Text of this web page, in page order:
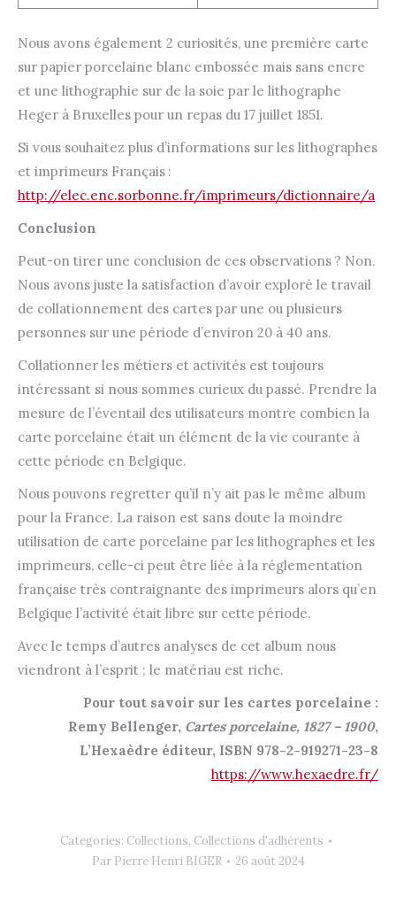
Nous avons également 2 curiosités, une première carte
sur papier porcelaine blanc embossée mais sans encre
et une lithographie sur de la soie par le lithographe
Heger à Bruxelles pour un repas du 17 juillet 1851.
Si vous souhaitez plus d’informations sur les lithographes
et imprimeurs Français :
http://elec.enc.sorbonne.fr/imprimeurs/dictionnaire/a
Conclusion
Peut-on tirer une conclusion de ces observations ? Non.
Nous avons juste la satisfaction d’avoir exploré le travail
de collationnement des cartes par une ou plusieurs
personnes sur une période d’environ 20 à 40 ans.
Collationner les métiers et activités est toujours
intéressant si nous sommes curieux du passé. Prendre la
mesure de l’éventail des utilisateurs montre combien la
carte porcelaine était un élément de la vie courante à
cette période en Belgique.
Nous pouvons regretter qu’il n’y ait pas le même album
pour la France. La raison est sans doute la moindre
utilisation de carte porcelaine par les lithographes et les
imprimeurs, celle-ci peut être liée à la réglementation
française très contraignante des imprimeurs alors qu’en
Belgique l’activité était libre sur cette période.
Avec le temps d’autres analyses de cet album nous
viendront à l’esprit ; le matériau est riche.
Pour tout savoir sur les cartes porcelaine :
Remy Bellenger, Cartes porcelaine, 1827 – 1900,
L’Hexaèdre éditeur, ISBN 978-2-919271-23-8
https://www.hexaedre.fr/
Categories: Collections, Collections d'adhérents
Par Pierre Henri BIGER 26 août 2024